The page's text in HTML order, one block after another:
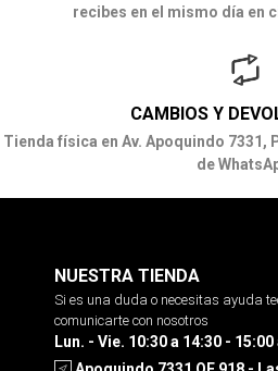
recibes en el mismo día en
CAMBIOS Y
Tienda física en Av. Apoquindo 7331,
de
NUESTRA TIENDA
Si es una duda o necesitas ayuda
comunicarte con nosotros
Lun. - Vie. 10:30 a 14:30 - 15:00